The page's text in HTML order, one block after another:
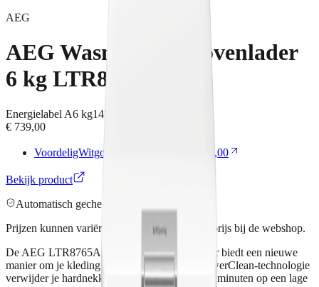
AEG
AEG Wasmachine bovenlader
6 kg LTR8765AL
Energielabel A6 kg1451
€ 739,00
VoordeligWitgoed € 739,00
Bekijk product
Automatisch gecheckt ·
Prijzen kunnen variëren. Klik voor de actuele prijs bij de webshop.
De AEG LTR8765AL wasmachine bovenlader biedt een nieuwe
manier om je kleding te verzorgen. Met de PowerClean-technologie
verwijder je hardnekkige vlekken in slechts 59 minuten op een lage